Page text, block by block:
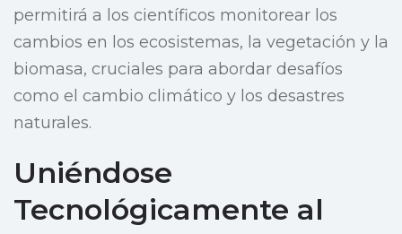
permitirá a los científicos monitorear los
cambios en los ecosistemas, la vegetación y la
biomasa, cruciales para abordar desafíos
como el cambio climático y los desastres
naturales.
Uniéndose
Tecnológicamente al